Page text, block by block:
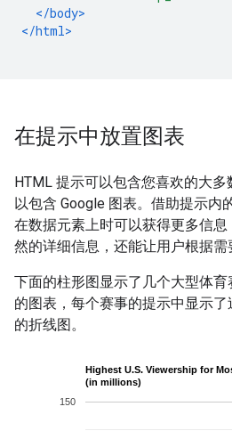
</body>
</html>
在提示中放置图表
HTML 提示可以包含您喜欢的大
以包含 Google 图表。借助提示内
在数据元素上时可以获得更多信
然的详细信息，还能让用户根据需
下面的柱形图显示了几个大型体
的图表，每个赛事的提示中显示
的折线图。